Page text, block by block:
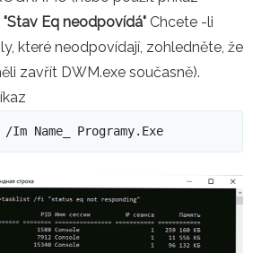
Eq neodpovídá" Chcete -li
které neodpovídají, zohledněte, že
zavřít DWM.exe současně).
Name_ Programy.Exe